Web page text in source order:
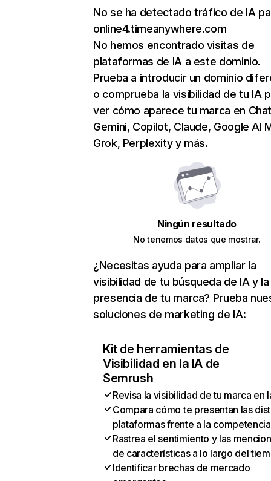
No se ha detectado tráfico de IA
online4.timeanywhere.com
No hemos encontrado visitas de
plataformas de IA a este dominio.
Prueba a introducir un dominio
o comprueba la visibilidad de tu IA
ver cómo aparece tu marca en
Gemini, Copilot, Claude, Google AI
Grok, Perplexity y más.
Ningún resultado
No tenemos datos que mostrar.
¿Necesitas ayuda para ampliar la
visibilidad de tu búsqueda de IA y la
presencia de tu marca? Prueba
soluciones de marketing de IA:
Kit de herramientas de
Visibilidad en la IA de
Semrush
Revisa la visibilidad de tu marca en
Compara cómo te presentan las
plataformas frente a la competencia
Rastrea el sentimiento y las
de características a lo largo del
Identificar brechas de mercado